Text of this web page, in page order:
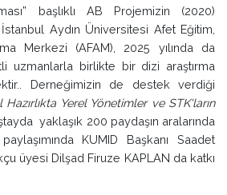
başlıklı AB Projemizin (2020)
Aydın Üniversitesi Afet Eğitim,
Merkezi (AFAM), 2025 yılında da
uzmanlarla birlikte bir dizi araştırma
Derneğimizin de destek verdiği
Yerel Yönetimler ve STK'ların
yaklaşık 200 paydaşın aralarında
KUMID Başkanı Saadet
üyesi Dilşad Firuze KAPLAN da katkı